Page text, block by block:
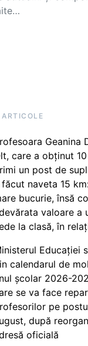
Geanina
care a obținut
un post de
naveta 15
bucurie, însă
valoare a
la clasă, în
Educației
calendarul de
școlar 2026-
se va face
pe
după
oficială